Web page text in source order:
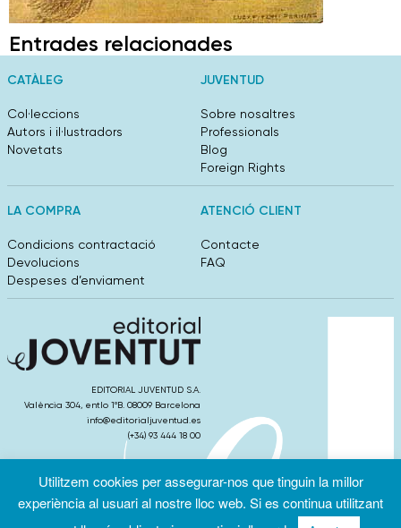
Entrades relacionades
CATÀLEG
Col·leccions
Autors i il·lustradors
Novetats
JUVENTUD
Sobre nosaltres
Professionals
Blog
Foreign Rights
LA COMPRA
Condicions contractació
Devolucions
Despeses d’enviament
ATENCIÓ CLIENT
Contacte
FAQ
EDITORIAL JUVENTUD S.A.
València 304, entlo 1ºB. 08009 Barcelona
info@editorialjuventud.es
(+34) 93 444 18 00
Utilitzem cookies per assegurar-nos que tinguin la millor
experiència al usuari al nostre lloc web. Si es continua utilitzant